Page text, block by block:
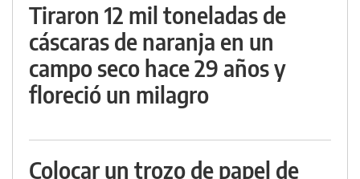
Tiraron 12 mil toneladas de
cáscaras de naranja en un
campo seco hace 29 años y
floreció un milagro
Colocar un trozo de papel de